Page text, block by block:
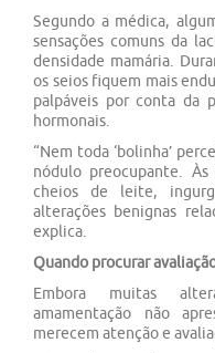
Segundo a médica,
sensações comuns da
densidade mamária.
os seios fiquem mais
palpáveis por conta da
hormonais.
“Nem toda ‘bolinha’
nódulo preocupante.
cheios de leite,
alterações benignas
explica.
Quando procurar
Embora muitas
amamentação não
merecem atenção e